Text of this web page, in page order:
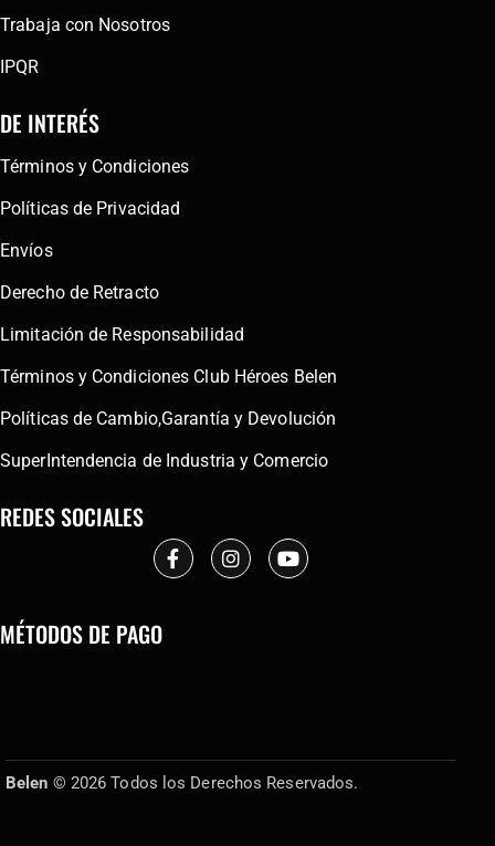
Trabaja con Nosotros
IPQR
DE INTERÉS
Términos y Condiciones
Políticas de Privacidad
Envíos
Derecho de Retracto
Limitación de Responsabilidad
Términos y Condiciones Club Héroes Belen
Políticas de Cambio,Garantía y Devolución
SuperIntendencia de Industria y Comercio
REDES SOCIALES
MÉTODOS DE PAGO
Belen © 2026 Todos los Derechos Reservados.